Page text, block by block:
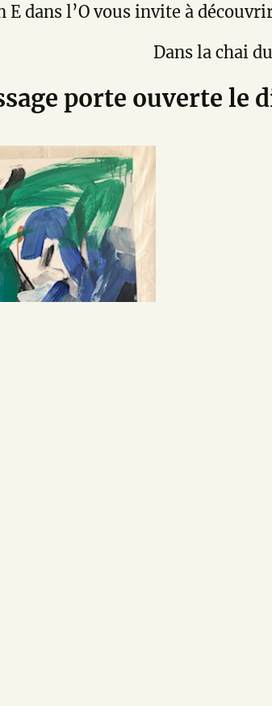
E dans l’O vous invite à
Dans la chai
porte ouverte le